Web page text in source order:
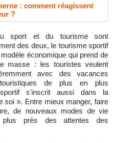
: comment réagissent
?
des deux, le tourisme sportif
économique qui prend de
masse : les touristes veulent
avec des vacances
de plus en plus
sportif s'inscrit aussi dans la
soi ». Entre mieux manger, faire
de nouveaux modes de vie
près des attentes des